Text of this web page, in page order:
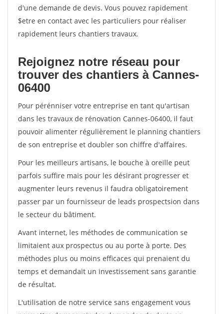
d'une demande de devis. Vous pouvez rapidement
$etre en contact avec les particuliers pour réaliser
rapidement leurs chantiers travaux.
Rejoignez notre réseau pour
trouver des chantiers à Cannes-
06400
Pour pérénniser votre entreprise en tant qu'artisan
dans les travaux de rénovation Cannes-06400, il faut
pouvoir alimenter régulièrement le planning chantiers
de son entreprise et doubler son chiffre d'affaires.
Pour les meilleurs artisans, le bouche à oreille peut
parfois suffire mais pour les désirant progresser et
augmenter leurs revenus il faudra obligatoirement
passer par un fournisseur de leads prospectsion dans
le secteur du bâtiment.
Avant internet, les méthodes de communication se
limitaient aux prospectus ou au porte à porte. Des
méthodes plus ou moins efficaces qui prenaient du
temps et demandait un investissement sans garantie
de résultat.
L'utilisation de notre service sans engagement vous